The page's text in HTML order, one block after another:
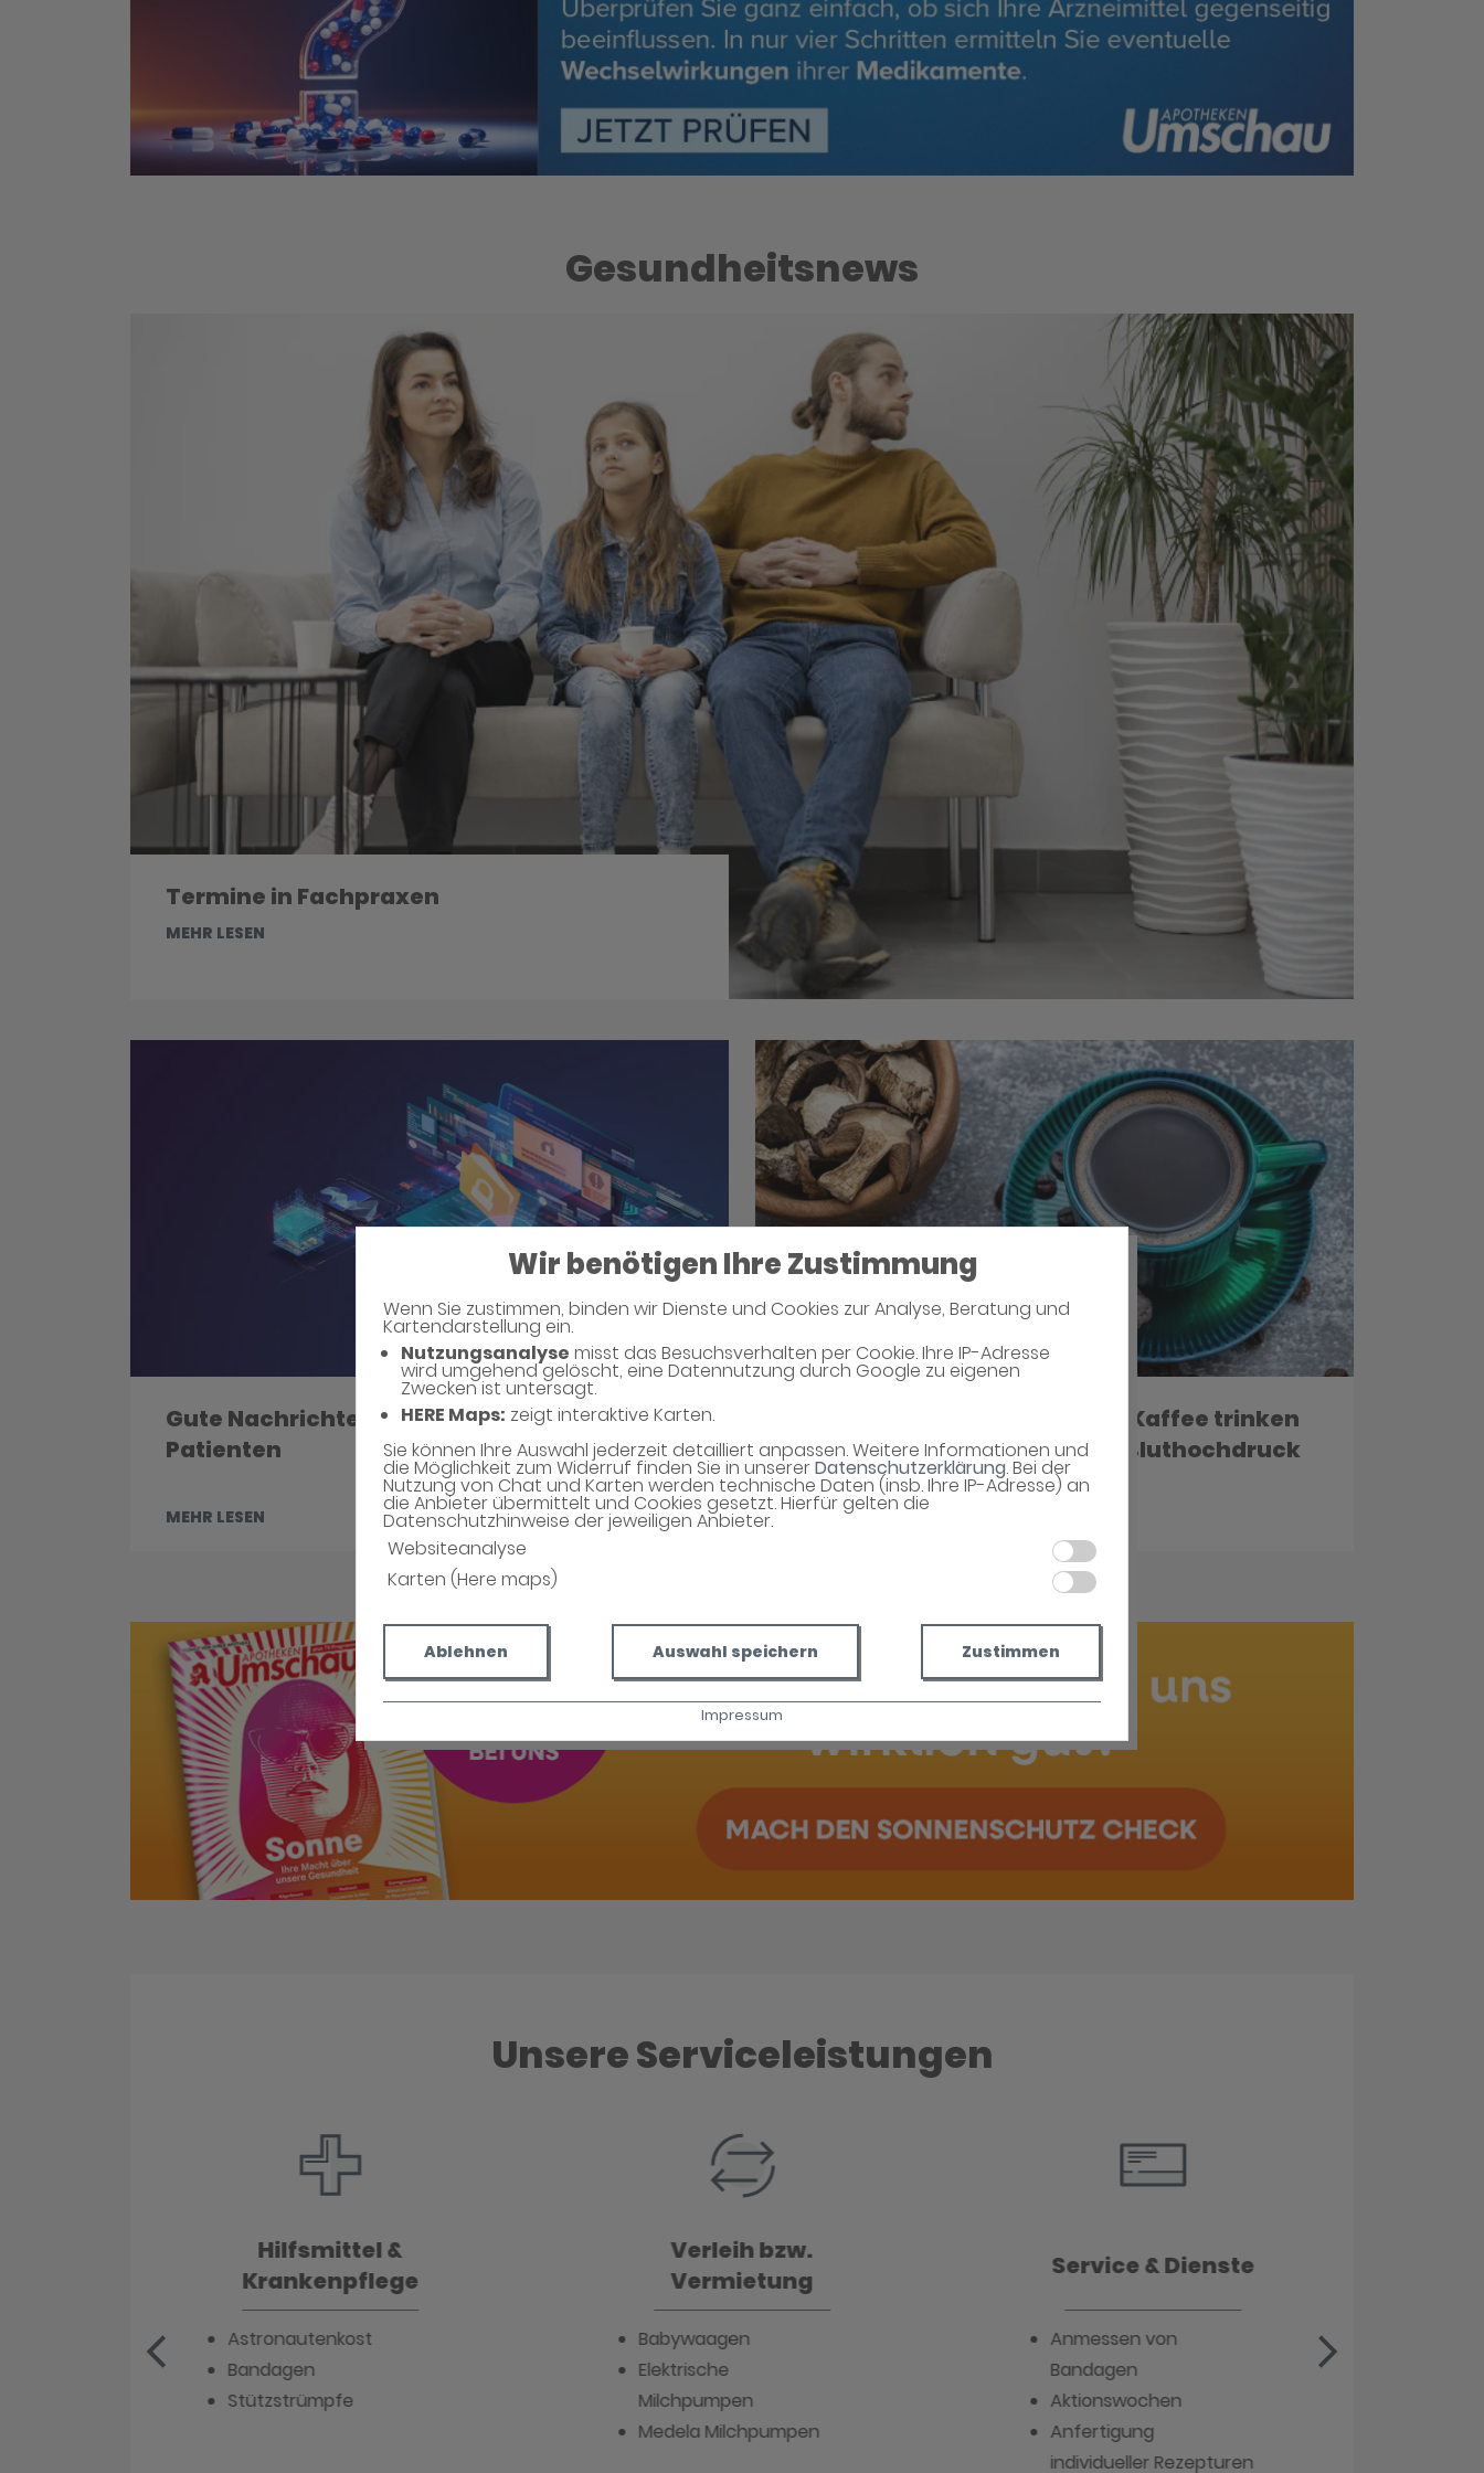
Wir benötigen Ihre Zustimmung
Wenn Sie zustimmen, binden wir Dienste und Cookies zur Analyse, Beratung und
Kartendarstellung ein.
Nutzungsanalyse misst das Besuchsverhalten per Cookie. Ihre IP-Adresse
wird umgehend gelöscht, eine Datennutzung durch Google zu eigenen
Zwecken ist untersagt.
HERE Maps: zeigt interaktive Karten.
Sie können Ihre Auswahl jederzeit detailliert anpassen. Weitere Informationen und
die Möglichkeit zum Widerruf finden Sie in unsererDatenschutzerklärung. Bei der
Nutzung von Chat und Karten werden technische Daten (insb. Ihre IP-Adresse) an
die Anbieter übermittelt und Cookies gesetzt. Hierfür gelten die
Datenschutzhinweise der jeweiligen Anbieter.
Websiteanalyse
Karten (Here maps)
Ablehnen Auswahl speichern Zustimmen
Impressum
Gesundheitsnews
Termine in Fachpraxen
MEHR LESEN
Gute Nachrichten für Patientinnen und
Patienten
MEHR LESEN
Stimmt es, dass man keinen Kaffee trinken
soll, wenn man Mittel gegen Bluthochdruck
einnimmt?
MEHR LESEN
Unsere Serviceleistungen
Hilfsmittel &
Krankenpflege
Astronautenkost
Bandagen
Stützstrümpfe
Verleih bzw.
Vermietung
Babywaagen
Elektrische
Milchpumpen
Medela Milchpumpen
Service & Dienste
Anmessen von
Bandagen
Aktionswochen
Anfertigung
individueller Rezepturen